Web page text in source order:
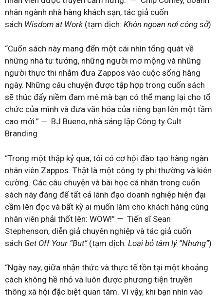
nhân ngành nhà hàng khách sạn, tác giả cuốn
sách Wisdom at Work(tạm dịch: Khôn ngoan nơi công sở)
“Cuốn sách này mang đến một cái nhìn tổng quát về
những nhà tư tưởng, những người mơ mộng và những
người thực thi nhằm đưa Zappos vào cuộc sống hằng
ngày. Những câu chuyện được tập hợp trong cuốn sách
sẽ thúc đẩy niềm đam mê mà bạn có thể mang lại cho tổ
chức của mình và đưa văn hóa của riêng bạn lên một tầm
cao mới.” — BJ Bueno, nhà sáng lập Công ty Cult
Branding
“Trong một thập kỷ qua, tôi có cơ hội đào tạo hàng ngàn
nhân viên Zappos. Thật là một công ty phi thường và kiên
cường. Các câu chuyện và bài học cá nhân trong cuốn
sách này đáng để tất cả lãnh đạo doanh nghiệp hiện đại
cầm lên đọc và bất kỳ ai muốn làm cho khách hàng cùng
nhân viên phải thốt lên: WOW!” — Tiến sĩ Sean
Stephenson, diễn giả chuyên nghiệp và tác giả cuốn
sách Get Off Your “But” (tạm dịch: Loại bỏ tâm lý “Nhưng”)
“Ngày nay, giữa nhận thức và thực tế tồn tại một khoảng
cách không hề nhỏ và luôn được phương tiện truyền
thông xã hội đặc biệt quan tâm. Vì vậy, khi bạn nhìn vào